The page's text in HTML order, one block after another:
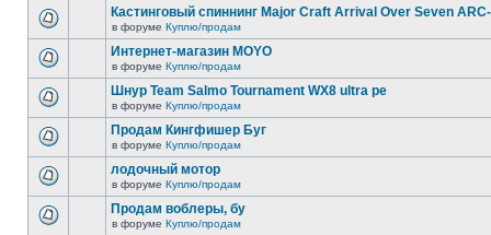
Кастинговый спиннинг Major Craft Arrival Over Seven
в форуме Куплю/продам
Интернет-магазин MOYO
в форуме Куплю/продам
Шнур Team Salmo Tournament WX8 ultra pe
в форуме Куплю/продам
Продам Кингфишер Буг
в форуме Куплю/продам
лодочный мотор
в форуме Куплю/продам
Продам воблеры, бу
в форуме Куплю/продам